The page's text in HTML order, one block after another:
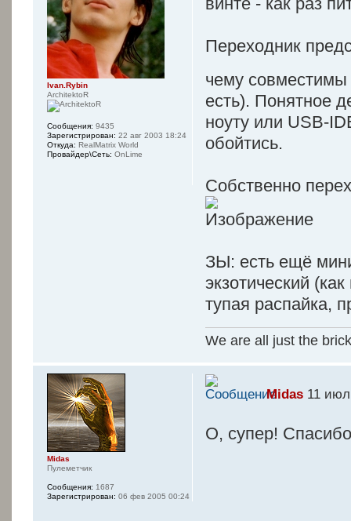
Переходник
чему
есть). Понятное
ноуту или USB-
обойтись.
Собственно
ЗЫ: есть ещё
экзотический
тупая распайка,
We are all just the
Ivan.Rybin
ArchitektoR
Сообщения: 9435
Зарегистрирован: 22 авг 2003 18:24
Откуда: RealMatrix World
Провайдер\Сеть: OnLime
Midas 11
О, супер!
Midas
Пулеметчик
Сообщения: 1687
Зарегистрирован: 06 фев 2005 00:24